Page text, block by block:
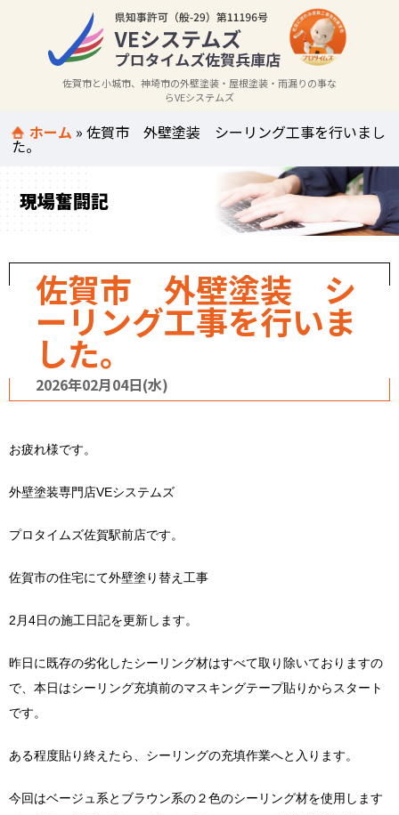
佐賀市と小城市、神埼市の外壁塗装・屋根塗装・雨漏りの事な
らVEシステムズ
ホーム »佐賀市 外壁塗装 シーリング工事を行いまし
た。
現場奮闘記
佐賀市 外壁塗装 シ
ーリング工事を行いま
した。
2026年02月04日(水)
お疲れ様です。
外壁塗装専門店VEシステムズ
プロタイムズ佐賀駅前店です。
佐賀市の住宅にて外壁塗り替え工事
2月4日の施工日記を更新します。
昨日に既存の劣化したシーリング材はすべて取り除いておりますの
で、本日はシーリング充填前のマスキングテープ貼りからスタート
です。
ある程度貼り終えたら、シーリングの充填作業へと入ります。
今回はベージュ系とブラウン系の２色のシーリング材を使用します